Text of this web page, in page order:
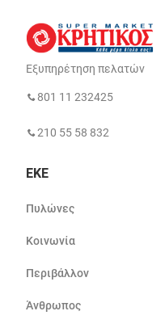
Εξυπηρέτηση πελατών
801 11 232425
210 55 58 832
ΕΚΕ
Πυλώνες
Κοινωνία
Περιβάλλον
Άνθρωπος